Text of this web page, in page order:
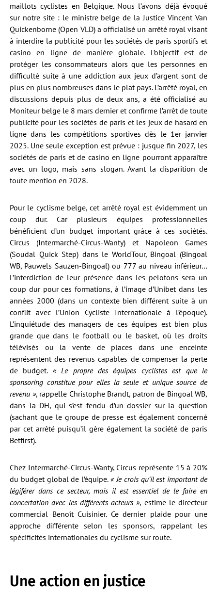
maillots cyclistes en Belgique. Nous l’avons déjà évoqué
sur notre site : le ministre belge de la Justice Vincent Van
Quickenborne (Open VLD) a officialisé un arrêté royal visant
à interdire la publicité pour les sociétés de paris sportifs et
casino en ligne de manière globale. L’objectif est de
protéger les consommateurs alors que les personnes en
difficulté suite à une addiction aux jeux d’argent sont de
plus en plus nombreuses dans le plat pays. L’arrêté royal, en
discussions depuis plus de deux ans, a été officialisé au
Moniteur belge le 8 mars dernier et confirme l’arrêt de toute
publicité pour les sociétés de paris et les jeux de hasard en
ligne dans les compétitions sportives dès le 1er janvier
2025. Une seule exception est prévue : jusque fin 2027, les
sociétés de paris et de casino en ligne pourront apparaître
avec un logo, mais sans slogan. Avant la disparition de
toute mention en 2028.
Pour le cyclisme belge, cet arrêté royal est évidemment un
coup dur. Car plusieurs équipes professionnelles
bénéficient d’un budget important grâce à ces sociétés.
Circus (Intermarché-Circus-Wanty) et Napoleon Games
(Soudal Quick Step) dans le WorldTour, Bingoal (Bingoal
WB, Pauwels Sauzen-Bingoal) ou 777 au niveau inférieur…
L’interdiction de leur présence dans les pelotons sera un
coup dur pour ces formations, à l’image d’Unibet dans les
années 2000 (dans un contexte bien différent suite à un
conflit avec l’Union Cycliste Internationale à l’époque).
L’inquiétude des managers de ces équipes est bien plus
grande que dans le football ou le basket, où les droits
télévisés ou la vente de places dans une enceinte
représentent des revenus capables de compenser la perte
de budget. « Le propre des équipes cyclistes est que le
sponsoring constitue pour elles la seule et unique source de
revenu », rappelle Christophe Brandt, patron de Bingoal WB,
dans la DH, qui s’est fendu d’un dossier sur la question
(sachant que le groupe de presse est également concerné
par cet arrêté puisqu’il gère également la société de paris
Betfirst).
Chez Intermarché-Circus-Wanty, Circus représente 15 à 20%
du budget global de l’équipe.« Je crois qu’il est important de
légiférer dans ce secteur, mais il est essentiel de le faire en
concertation avec les différents acteurs », estime le directeur
commercial Benoît Cuisinier. Ce dernier plaide pour une
approche différente selon les sponsors, rappelant les
spécificités internationales du cyclisme sur route.
Une action en justice